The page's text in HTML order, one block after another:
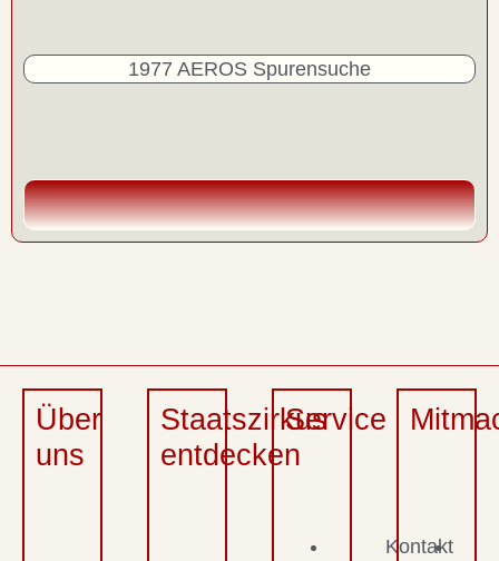
1977 AEROS Spurensuche
Über
uns
Staatszirkus
entdecken
Service
Kontakt